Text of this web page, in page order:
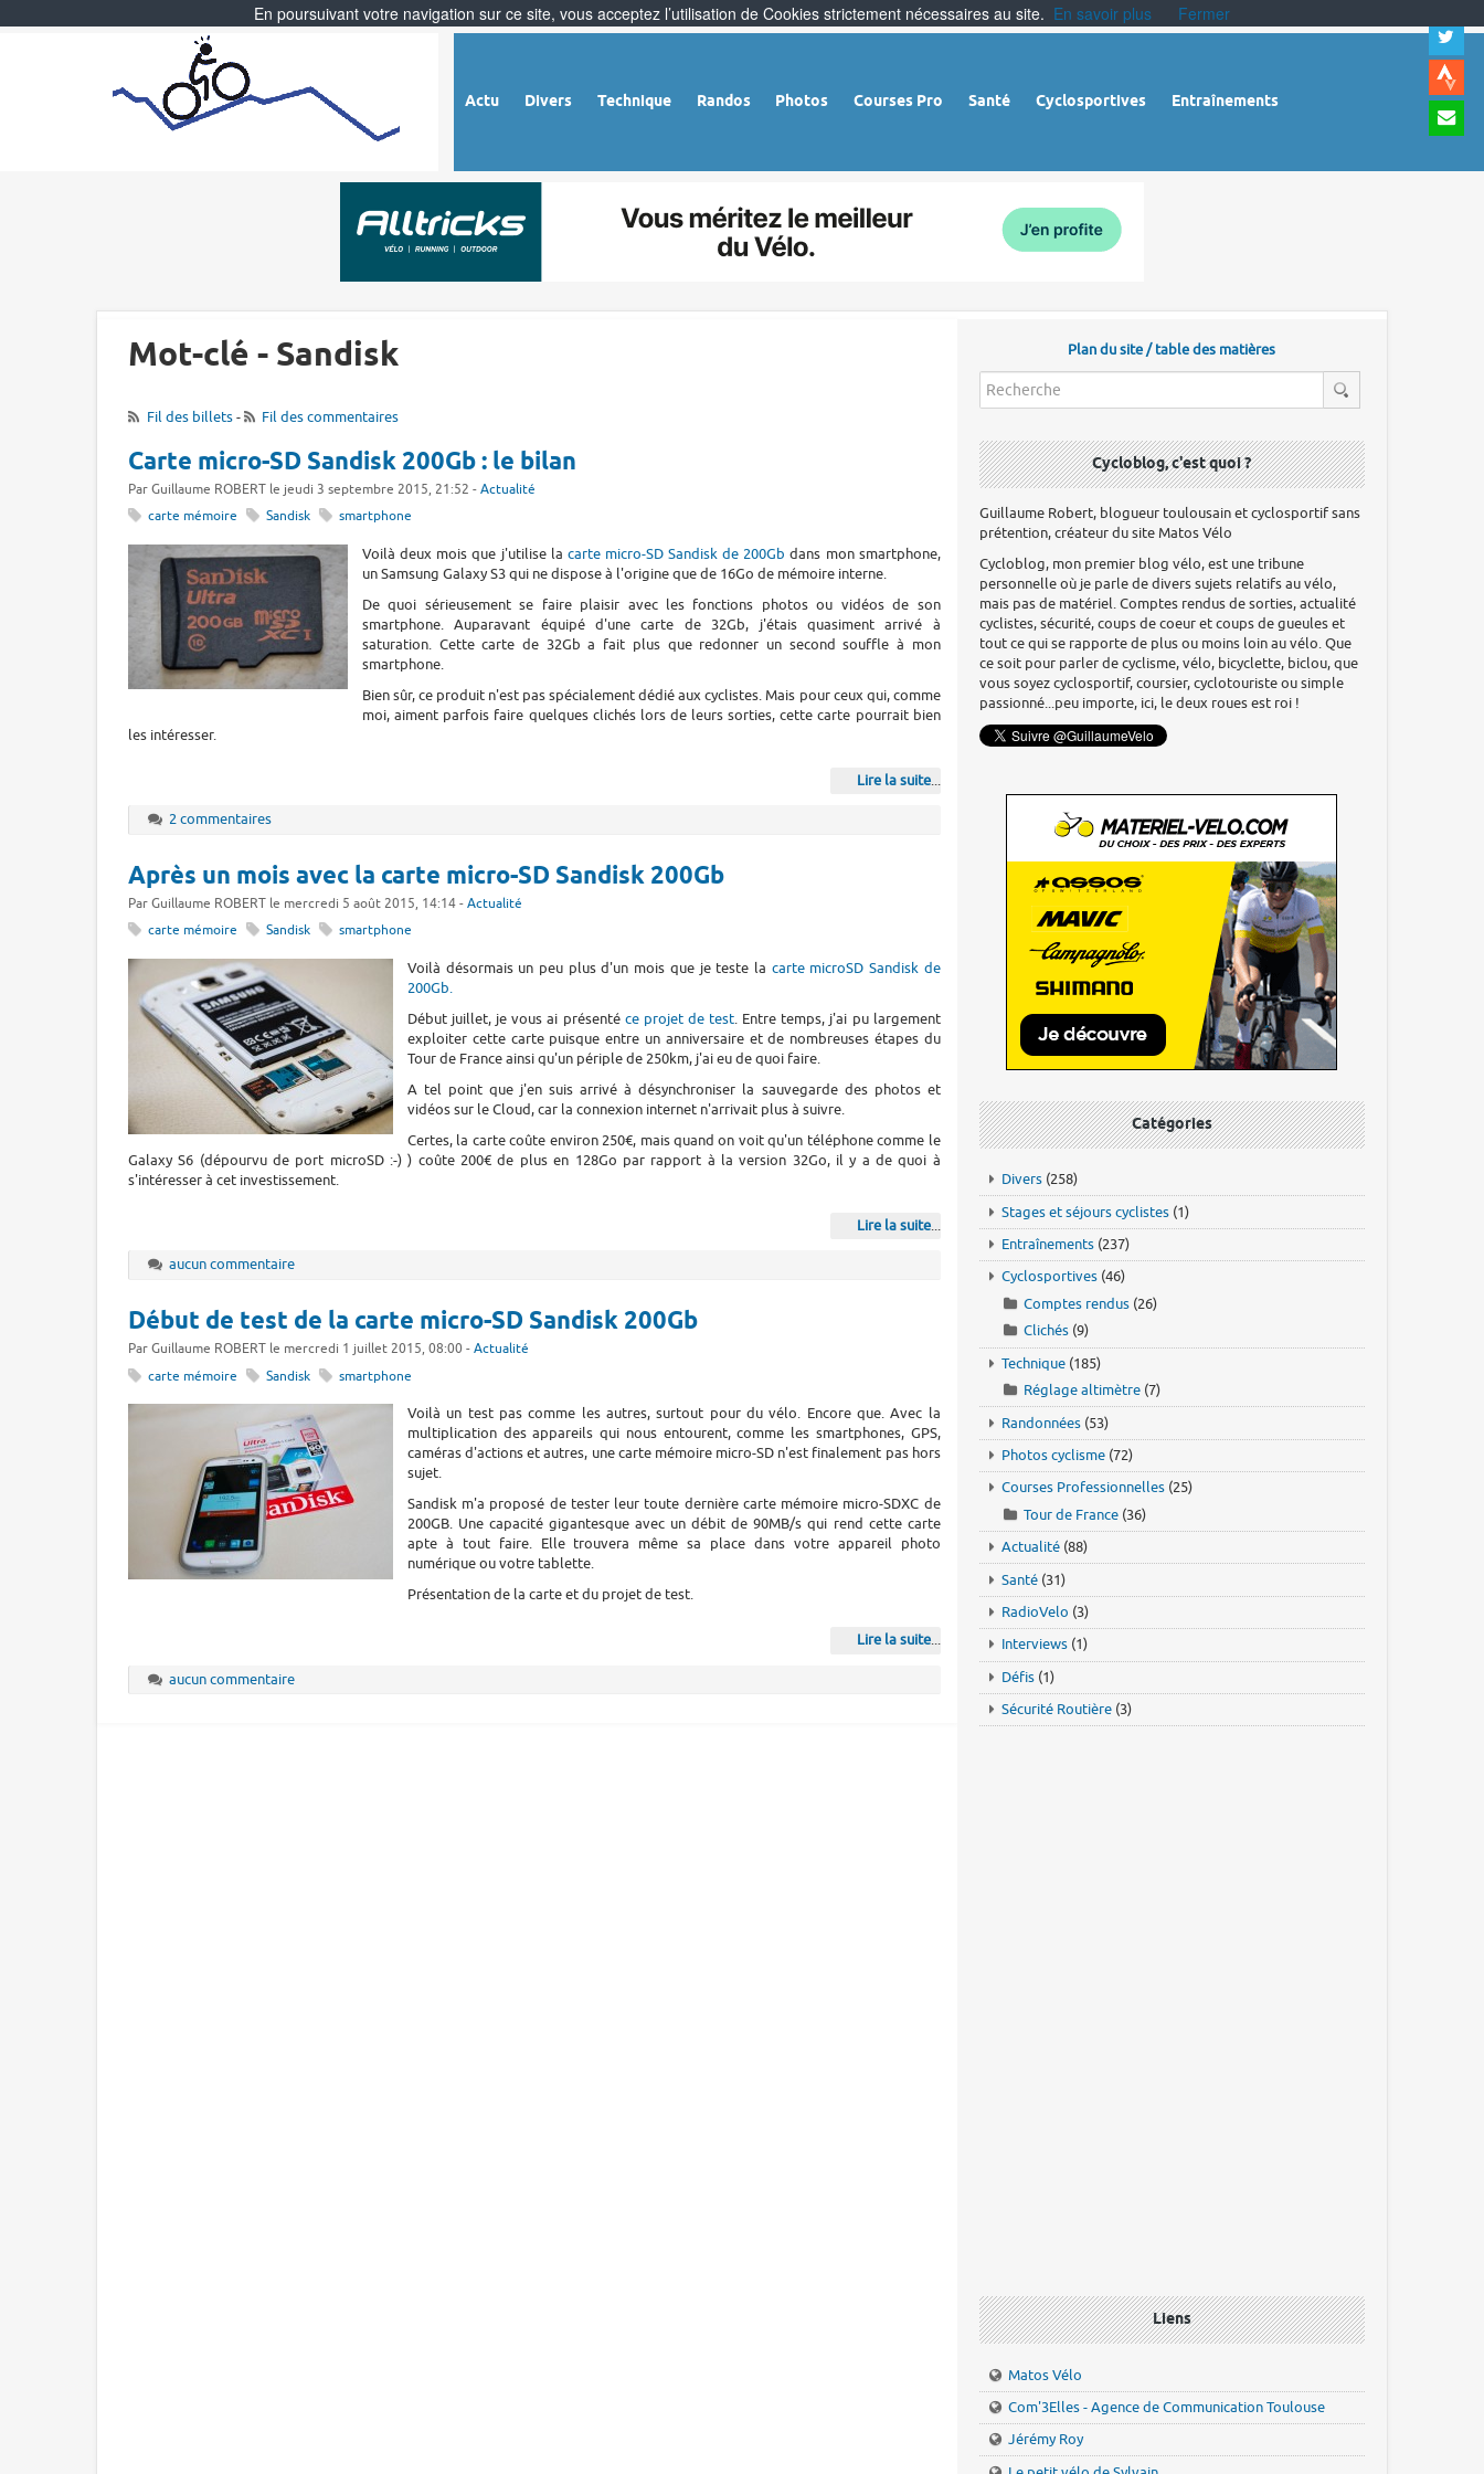
Actu Divers Technique Randos Photos Courses Pro Santé Cyclosportives Entraînements
à
Mot-clé - Sandisk
Fil des billets- Fil des commentaires
Carte micro-SD Sandisk 200Gb : le bilan
Par Guillaume ROBERT le jeudi 3 septembre 2015, 21:52 - Actualité
carte mémoire
Sandisk smartphone
Voilà deux mois que j'utilise la carte micro-SD Sandisk de 200Gb dans mon smartphone,
un Samsung Galaxy S3 qui ne dispose à l'origine que de 16Go de mémoire interne.
De quoi sérieusement se faire plaisir avec les fonctions photos ou vidéos de son
smartphone. Auparavant équipé d'une carte de 32Gb, j'étais quasiment arrivé à
saturation. Cette carte de 32Gb a fait plus que redonner un second souffle à mon
smartphone.
Bien sûr, ce produit n'est pas spécialement dédié aux cyclistes. Mais pour ceux qui, comme
moi, aiment parfois faire quelques clichés lors de leurs sorties, cette carte pourrait bien
les intéresser.
Lire la suite...
2 commentaires
Après un mois avec la carte micro-SD Sandisk 200Gb
Par Guillaume ROBERT le mercredi 5 août 2015, 14:14 - Actualité
carte mémoire
Sandisk smartphone
Voilà désormais un peu plus d'un mois que je teste la carte microSD Sandisk de
200Gb.
Début juillet, je vous ai présenté ce projet de test. Entre temps, j'ai pu largement
exploiter cette carte puisque entre un anniversaire et de nombreuses étapes du
Tour de France ainsi qu'un périple de 250km, j'ai eu de quoi faire.
A tel point que j'en suis arrivé à désynchroniser la sauvegarde des photos et
vidéos sur le Cloud, car la connexion internet n'arrivait plus à suivre.
Certes, la carte coûte environ 250€, mais quand on voit qu'un téléphone comme le
Galaxy S6 (dépourvu de port microSD :-) ) coûte 200€ de plus en 128Go par rapport à la version 32Go, il y a de quoi à
s'intéresser à cet investissement.
Lire la suite...
aucun commentaire
Début de test de la carte micro-SD Sandisk 200Gb
Par Guillaume ROBERT le mercredi 1 juillet 2015, 08:00 - Actualité
carte mémoire
Sandisk smartphone
Voilà un test pas comme les autres, surtout pour du vélo. Encore que. Avec la
multiplication des appareils qui nous entourent, comme les smartphones, GPS,
caméras d'actions et autres, une carte mémoire micro-SD n'est finalement pas hors
sujet.
Sandisk m'a proposé de tester leur toute dernière carte mémoire micro-SDXC de
200GB. Une capacité gigantesque avec un débit de 90MB/s qui rend cette carte
apte à tout faire. Elle trouvera même sa place dans votre appareil photo
numérique ou votre tablette.
Présentation de la carte et du projet de test.
Lire la suite...
aucun commentaire
Plan du site / table des matières
Cycloblog, c'est quoi ?
Guillaume Robert, blogueur toulousain et cyclosportif sans
prétention, créateur du site Matos Vélo
Cycloblog, mon premier blog vélo, est une tribune
personnelle où je parle de divers sujets relatifs au vélo,
mais pas de matériel. Comptes rendus de sorties, actualité
cyclistes, sécurité, coups de coeur et coups de gueules et
tout ce qui se rapporte de plus ou moins loin au vélo. Que
ce soit pour parler de cyclisme, vélo, bicyclette, biclou, que
vous soyez cyclosportif, coursier, cyclotouriste ou simple
passionné...peu importe, ici, le deux roues est roi !
Catégories
Divers (258)
Stages et séjours cyclistes (1)
Entraînements (237)
Cyclosportives (46)
Comptes rendus (26)
Clichés (9)
Technique (185)
Réglage altimètre (7)
Randonnées (53)
Photos cyclisme (72)
Courses Professionnelles (25)
Tour de France (36)
Actualité (88)
Santé (31)
RadioVelo (3)
Interviews (1)
Défis (1)
Sécurité Routière (3)
Liens
Matos Vélo
Com'3Elles - Agence de Communication Toulouse
Jérémy Roy
En poursuivant votre navigation sur ce site, vous acceptez l’utilisation de Cookies strictement nécessaires au site. En savoir plus Fermer